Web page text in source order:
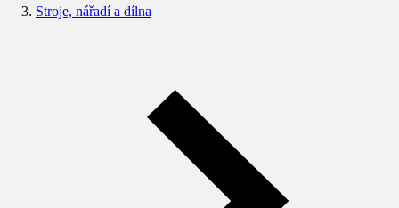
Stroje, nářadí a dílna